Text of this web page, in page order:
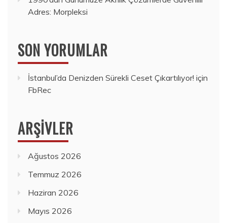
Adres: Morpleksi
SON YORUMLAR
İstanbul’da Denizden Sürekli Ceset Çıkartılıyor! için
FbRec
ARŞIVLER
Ağustos 2026
Temmuz 2026
Haziran 2026
Mayıs 2026